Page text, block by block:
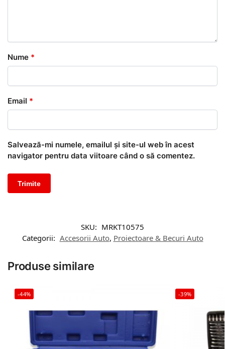
Nume *
Email *
Salvează-mi numele, emailul și site-ul web în acest
navigator pentru data viitoare când o să comentez.
SKU: MRKT10575
Categorii: Accesorii Auto, Proiectoare & Becuri Auto
Produse similare
-44% -39%